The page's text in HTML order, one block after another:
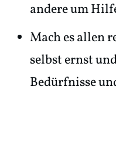
andere um
Mach es allen
selbst ernst
Bedürfnisse